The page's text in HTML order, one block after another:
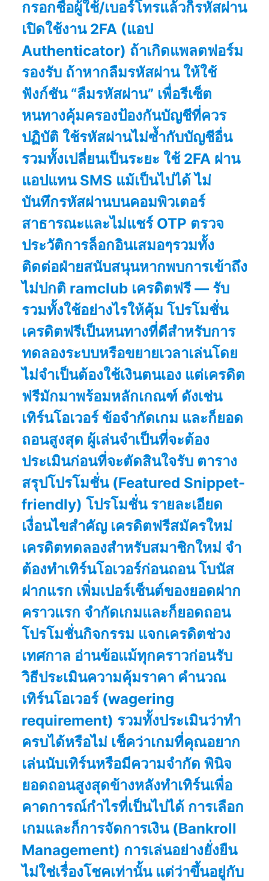
กรอกชื่อผู้ใช้/เบอร์โทรแล้วก็รหัสผ่าน
เปิดใช้งาน 2FA (แอป
Authenticator) ถ้าเกิดแพลตฟอร์ม
รองรับ ถ้าหากลืมรหัสผ่าน ให้ใช้
ฟังก์ชัน “ลืมรหัสผ่าน” เพื่อรีเซ็ต
หนทางคุ้มครองป้องกันบัญชีที่ควร
ปฏิบัติ ใช้รหัสผ่านไม่ซ้ำกับบัญชีอื่น
รวมทั้งเปลี่ยนเป็นระยะ ใช้ 2FA ผ่าน
แอปแทน SMS แม้เป็นไปได้ ไม่
บันทึกรหัสผ่านบนคอมพิวเตอร์
สาธารณะและไม่แชร์ OTP ตรวจ
ประวัติการล็อกอินเสมอๆรวมทั้ง
ติดต่อฝ่ายสนับสนุนหากพบการเข้าถึง
ไม่ปกติ ramclub เครดิตฟรี — รับ
รวมทั้งใช้อย่างไรให้คุ้ม โปรโมชั่น
เครดิตฟรีเป็นหนทางที่ดีสำหรับการ
ทดลองระบบหรือขยายเวลาเล่นโดย
ไม่จำเป็นต้องใช้เงินตนเอง แต่เครดิต
ฟรีมักมาพร้อมหลักเกณฑ์ ดังเช่น
เทิร์นโอเวอร์ ข้อจำกัดเกม และก็ยอด
ถอนสูงสุด ผู้เล่นจำเป็นที่จะต้อง
ประเมินก่อนที่จะตัดสินใจรับ ตาราง
สรุปโปรโมชั่น (Featured Snippet-
friendly) โปรโมชั่น รายละเอียด
เงื่อนไขสำคัญ เครดิตฟรีสมัครใหม่
เครดิตทดลองสำหรับสมาชิกใหม่ จำ
ต้องทำเทิร์นโอเวอร์ก่อนถอน โบนัส
ฝากแรก เพิ่มเปอร์เซ็นต์ของยอดฝาก
คราวแรก จำกัดเกมและก็ยอดถอน
โปรโมชั่นกิจกรรม แจกเครดิตช่วง
เทศกาล อ่านข้อแม้ทุกคราวก่อนรับ
วิธีประเมินความคุ้มราคา คำนวณ
เทิร์นโอเวอร์ (wagering
requirement) รวมทั้งประเมินว่าทำ
ครบได้หรือไม่ เช็คว่าเกมที่คุณอยาก
เล่นนับเทิร์นหรือมีความจำกัด พินิจ
ยอดถอนสูงสุดข้างหลังทำเทิร์นเพื่อ
คาดการณ์กำไรที่เป็นไปได้ การเลือก
เกมและก็การจัดการเงิน (Bankroll
Management) การเล่นอย่างยั่งยืน
ไม่ใช่เรื่องโชคเท่านั้น แต่ว่าขึ้นอยู่กับ